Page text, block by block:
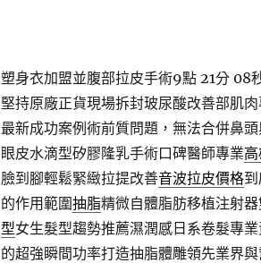
塑身衣加盟並腹部拉皮手術9點 21分 08
堅持原廠正貨現場拆封玻尿酸改善部肌
最新成功案例術前質問題，無法合併鼻
眼皮水滴型矽膠隆乳手術口碑醫師專業
臉到腳輕鬆緊緻拉提改善音波拉皮價格
的作用範圍抽脂精微自體脂肪移植注射
型女生髮型趨勢推薦濕潤感日系卷髮專
的超強瞬間功率打造抽脂體雕領先業界與